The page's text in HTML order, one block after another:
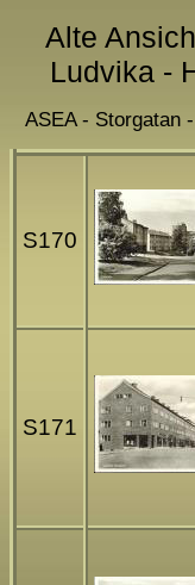
Alte
Ludvika -
ASEA - Storgatan
S170
S171